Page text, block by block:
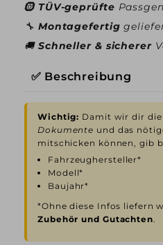
🛞 TÜV-geprüfte
🔧 Montagefertig
🚚 Schneller & sicherer
✅ Beschreibung
Wichtig: Damit wir dir
Dokumente und das
mitschicken können, gib
Fahrzeughersteller*
Modell*
Baujahr*
*Ohne diese Infos liefern
Zubehör und Gutachten.